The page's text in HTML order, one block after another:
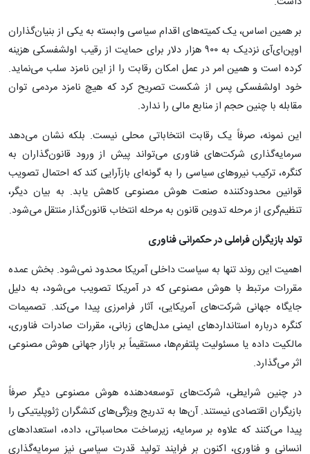
بر همین اساس، یک کمیته‌های اقدام سیاسی وابسته به یکی از بنیان‌گذاران
اوپن‌ای‌آی نزدیک به ۹۰۰ هزار دلار برای حمایت از رقیب اولشفسکی هزینه
کرده است و همین امر در عمل امکان رقابت را از این نامزد سلب می‌نماید.
خود اولشفسکی پس از شکست تصریح کرد که هیچ نامزد مردمی توان
مقابله با چنین حجم از منابع مالی را ندارد.
این نمونه، صرفاً یک رقابت انتخاباتی محلی نیست. بلکه نشان می‌دهد
سرمایه‌گذاری شرکت‌های فناوری می‌تواند پیش از ورود قانون‌گذاران به
کنگره، ترکیب نیروهای سیاسی را به گونه‌ای بازآرایی کند که احتمال تصویب
قوانین محدودکننده صنعت هوش مصنوعی کاهش یابد. به بیان دیگر،
تنظیم‌گری از مرحله تدوین قانون به مرحله انتخاب قانون‌گذار منتقل می‌شود.
تولد بازیگران فراملی در حکمرانی فناوری
اهمیت این روند تنها به سیاست داخلی آمریکا محدود نمی‌شود. بخش عمده
مقررات مرتبط با هوش مصنوعی که در آمریکا تصویب می‌شود، به دلیل
جایگاه جهانی شرکت‌های آمریکایی، آثار فرامرزی پیدا می‌کند. تصمیمات
کنگره درباره استانداردهای ایمنی مدل‌های زبانی، مقررات صادرات فناوری،
مالکیت داده یا مسئولیت پلتفرم‌ها، مستقیماً بر بازار جهانی هوش مصنوعی
اثر می‌گذارد.
در چنین شرایطی، شرکت‌های توسعه‌دهنده هوش مصنوعی دیگر صرفاً
بازیگران اقتصادی نیستند. آن‌ها به تدریج ویژگی‌های کنشگران ژئوپلیتیکی را
پیدا می‌کنند که علاوه بر سرمایه، زیرساخت محاسباتی، داده، استعدادهای
انسانی و فناوری، اکنون بر فرایند تولید قدرت سیاسی نیز سرمایه‌گذاری